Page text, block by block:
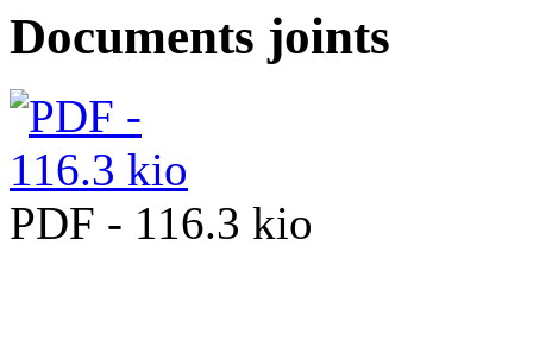
Documents joints
PDF - 116.3 kio